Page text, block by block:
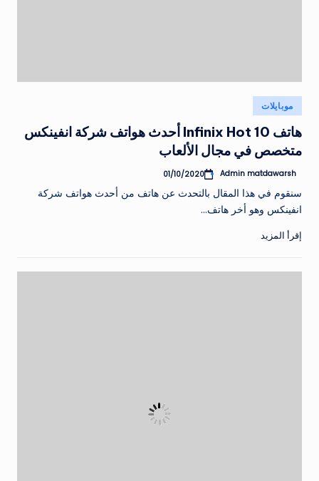
نُشر
في
موبايلات
هاتف Infinix Hot 10 أحدث هواتف شركة انفينكس
متخصص في مجال الألعاب
تمّ
بواسطة
Admin matdawarsh
01/10/2020
سنقوم في هذا المقال بالتحدث عن هاتف من أحدث هواتف شركة
انفينكس وهو أخر هاتف…
إقرأ المزيد